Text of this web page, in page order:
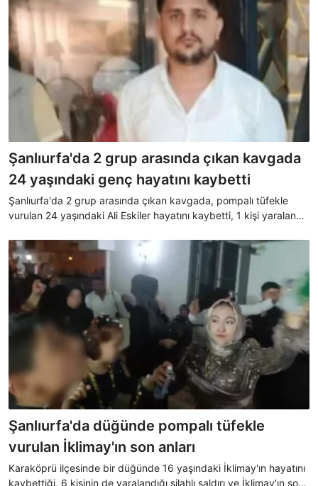
Şanlıurfa'da 2 grup arasında çıkan kavgada
24 yaşındaki genç hayatını kaybetti
Şanlıurfa'da 2 grup arasında çıkan kavgada, pompalı tüfekle
vurulan 24 yaşındaki Ali Eskiler hayatını kaybetti, 1 kişi yaralandı.
Şanlıurfa'da düğünde pompalı tüfekle
vurulan İklimay'ın son anları
Karaköprü ilçesinde bir düğünde 16 yaşındaki İklimay'ın hayatını
kaybettiği, 6 kişinin de yaralandığı silahlı saldırı ve İklimay'ın son